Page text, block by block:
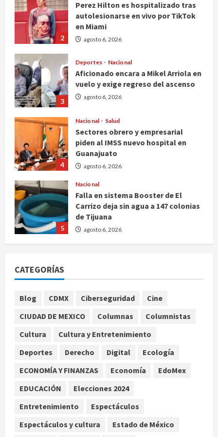
2
en Miami
agosto 6, 2026
3
Aficionado encara a Mikel Arriola en
vuelo y exige regreso del ascenso
agosto 6, 2026
4
Sectores obrero y empresarial
piden al IMSS nuevo hospital en
Guanajuato
agosto 6, 2026
5
Nacional
Falla en sistema Booster de El
Carrizo deja sin agua a 147 colonias
de Tijuana
agosto 6, 2026
1
Nacional
Detienen a persona por intentar
agosto 6, 2026
Internacional
autolesionarse en vivo por TikTok
3
Aficionado encara a Mikel Arriola en
vuelo y exige regreso del ascenso
Nacional Salud
CATEGORÍAS
Blog CDMX Ciberseguridad
Cine
CIUDAD DE MEXICO
Columnas
Columnistas
Cultura
Cultura y Entretenimiento
Deportes
Derecho Digital
Ecología
ECONOMÍA Y FINANZAS
Economía
EdoMex
EDUCACIÓN
Elecciones 2024
Entretenimiento
Espectáculos
Espectáculos y cultura
Estado de México